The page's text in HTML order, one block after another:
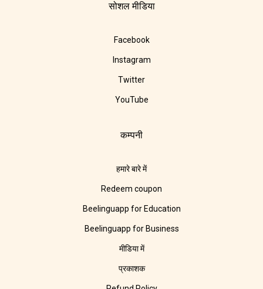
सोशल मीडिया
Facebook
Instagram
Twitter
YouTube
कम्पनी
हमारे बारे में
Redeem coupon
Beelinguapp for Education
Beelinguapp for Business
मीडिया में
प्रकाशक